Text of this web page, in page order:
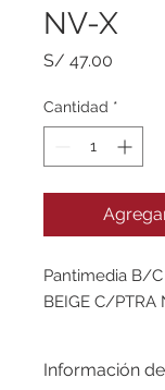
NV-X
S/ 47.00
Cantidad *
Pantimedia B/C
BEIGE C/PTRA
Información